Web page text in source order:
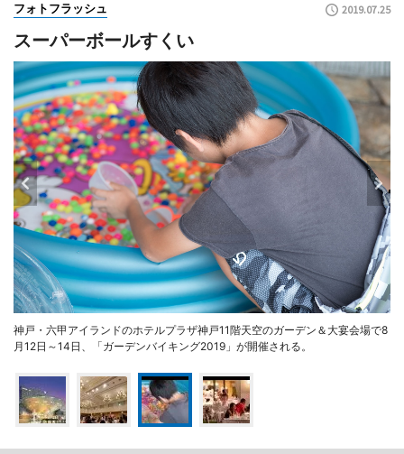
フォトフラッシュ 2019.07.25
スーパーボールすくい
神戸・六甲アイランドのホテルプラザ神戸11階天空のガーデン＆大宴会場で8
月12日～14日、「ガーデンバイキング2019」が開催される。